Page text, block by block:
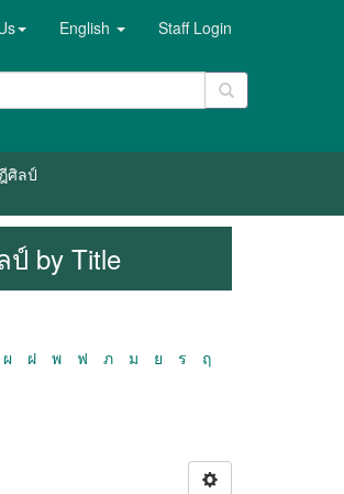
English Staff Login
ศิลป์
ป์ by Title
ผ ฝ พ ฟ ภ ม ย ร
ฤ